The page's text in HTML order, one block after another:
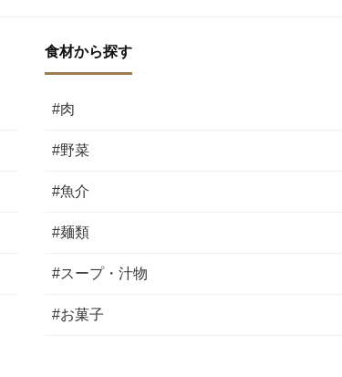
食材から探す
#肉
#野菜
#魚介
#麺類
#スープ・汁物
#お菓子